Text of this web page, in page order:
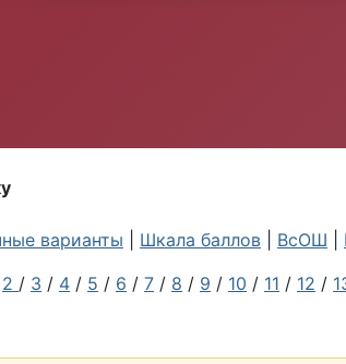
варианты Шкала баллов ВсОШ
2 / 3 / 4 / 5 / 6 / 7 / 8 / 9 / 10 / 11 / 12 /